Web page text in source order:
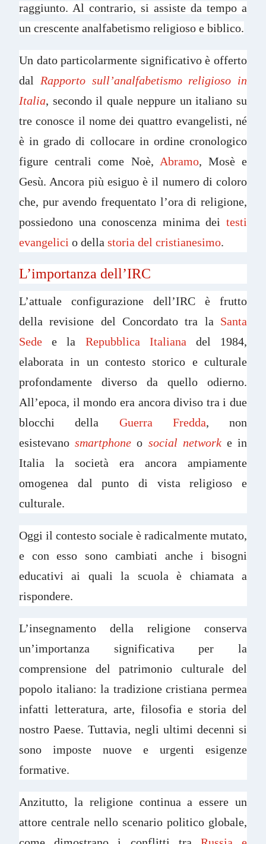
raggiunto. Al contrario, si assiste da tempo a
un crescente analfabetismo religioso e biblico.
Un dato particolarmente significativo è offerto
dal Rapporto sull’analfabetismo religioso in
Italia, secondo il quale neppure un italiano su
tre conosce il nome dei quattro evangelisti, né
è in grado di collocare in ordine cronologico
figure centrali come Noè, Abramo, Mosè e
Gesù. Ancora più esiguo è il numero di coloro
che, pur avendo frequentato l’ora di religione,
possiedono una conoscenza minima dei testi
evangelici o della storia del cristianesimo.
L’importanza dell’IRC
L’attuale configurazione dell’IRC è frutto
della revisione del Concordato tra la Santa
Sede e la Repubblica Italiana del 1984,
elaborata in un contesto storico e culturale
profondamente diverso da quello odierno.
All’epoca, il mondo era ancora diviso tra i due
blocchi della Guerra Fredda, non
esistevanosmartphone o social networke in
Italia la società era ancora ampiamente
omogenea dal punto di vista religioso e
culturale.
Oggi il contesto sociale è radicalmente mutato,
e con esso sono cambiati anche i bisogni
educativi ai quali la scuola è chiamata a
rispondere.
L’insegnamento della religione conserva
un’importanza significativa per la
comprensione del patrimonio culturale del
popolo italiano: la tradizione cristiana permea
infatti letteratura, arte, filosofia e storia del
nostro Paese. Tuttavia, negli ultimi decenni si
sono imposte nuove e urgenti esigenze
formative.
Anzitutto, la religione continua a essere un
attore centrale nello scenario politico globale,